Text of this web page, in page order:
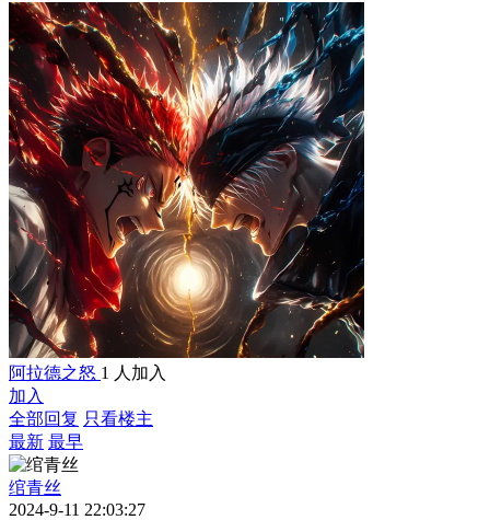
阿拉德之怒 1 人加入
加入
全部回复 只看楼主
最新 最早
绾青丝
2024-9-11 22:03:27